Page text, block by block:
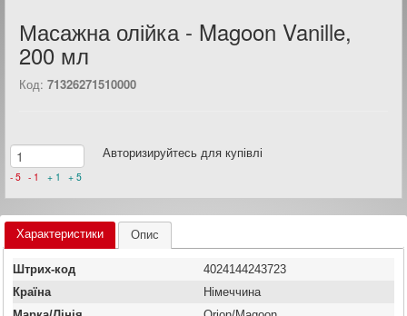
Масажна олійка - Magoon Vanille,
200 мл
Код: 71326271510000
- 5 - 1 + 5
+ 1
Авторизируйтесь для купівлі
Характеристики Опис
Штрих-код
4024144243723
Країна
Німеччина